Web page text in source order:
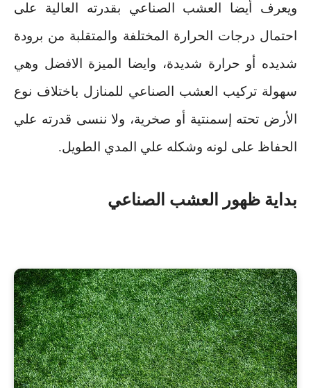
ويعرف أيضا العشب الصناعي بقدرته العالية على
احتمال درجات الحرارة المختلفة والمتقلبة من برودة
شديده أو حرارة شديدة، وايضا الميزة الافضل وهي
سهولة تركيب العشب الصناعي للمنازل باختلاف نوع
الأرض تحته إسمنتية أو صخرية، ولا ننسى قدرته علي
الحفاظ على لونه وشكله علي المدي الطويل.
بداية ظهور العشب الصناعي